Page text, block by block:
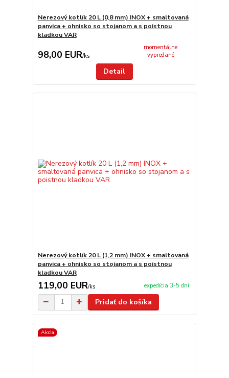
Nerezový kotlík 20 L (0,8 mm) INOX + smaltovaná
panvica + ohnisko so stojanom a s poistnou
kladkou VAR
98,00 EUR/ks
momentálne
vypredané
Detail
Nerezový kotlík 20 L (1,2 mm) INOX + smaltovaná
panvica + ohnisko so stojanom a s poistnou
kladkou VAR
119,00 EUR/ks expedícia 3-5 dní
Pridať do košíka
Akcia